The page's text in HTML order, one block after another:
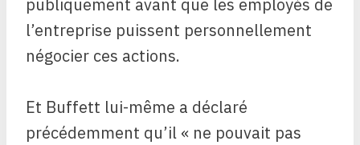
publiquement avant que les employés de
l’entreprise puissent personnellement
négocier ces actions.
Et Buffett lui-même a déclaré
précédemment qu’il « ne pouvait pas